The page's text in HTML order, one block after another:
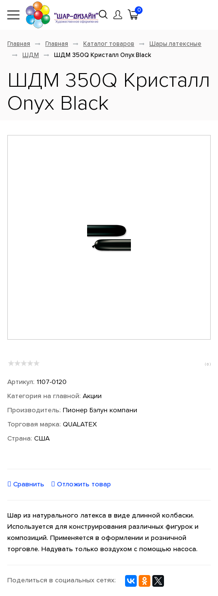
0
Главная Главная Каталог товаров
Шары латексные
ШДМ
ШДМ 350Q Кристалл Onyx Black
ШДМ 350Q Кристалл
Onyx Black
( 0 )
Артикул: 1107-0120
Категория на главной: Акции
Производитель: Пионер Бэлун компани
Торговая марка: QUALATEX
Страна: США
Сравнить Отложить товар
Шар из натурального латекса в виде длинной колбаски.
Используется для конструирования различных фигурок и
композиций. Применяется в оформлении и розничной
торговле. Надувать только воздухом с помощью насоса.
Поделиться в социальных сетях: